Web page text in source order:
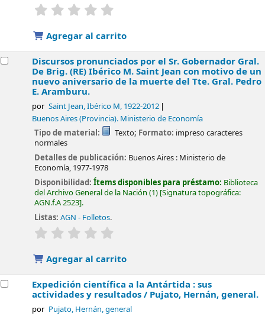
valoración
Agregar al carrito
Discursos pronunciados por el Sr. Gobernador Gral.
De Brig. (RE) Ibérico M. Saint Jean con motivo de un
nuevo aniversario de la muerte del Tte. Gral. Pedro
E. Aramburu.
por Saint Jean, Ibérico M, 1922-2012
Buenos Aires (Provincia). Ministerio de Economía
Tipo de material: Texto; Formato: impreso caracteres
normales
Detalles de publicación: Buenos Aires : Ministerio de
Economía, 1977-1978
Disponibilidad:Ítems disponibles para préstamo: Biblioteca
del Archivo General de la Nación (1) Signatura topográfica:
AGN.f.A 2523 .
Listas: AGN - Folletos.
valoración
Agregar al carrito
Expedición científica a la Antártida : sus
actividades y resultados / Pujato, Hernán, general.
por Pujato, Hernán, general